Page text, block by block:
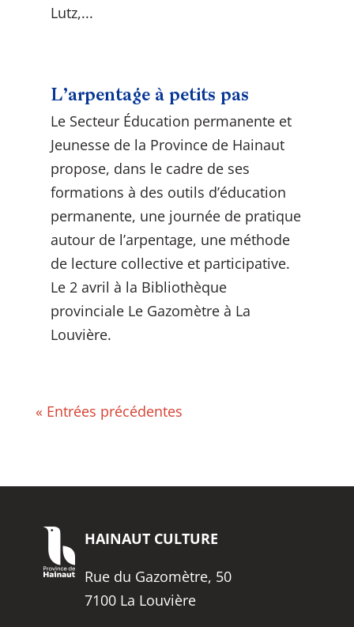
Lutz,...
L’arpentage à petits pas
Le Secteur Éducation permanente et
Jeunesse de la Province de Hainaut
propose, dans le cadre de ses
formations à des outils d’éducation
permanente, une journée de pratique
autour de l’arpentage, une méthode
de lecture collective et participative.
Le 2 avril à la Bibliothèque
provinciale Le Gazomètre à La
Louvière.
« Entrées précédentes
HAINAUT CULTURE
Rue du Gazomètre, 50
7100 La Louvière